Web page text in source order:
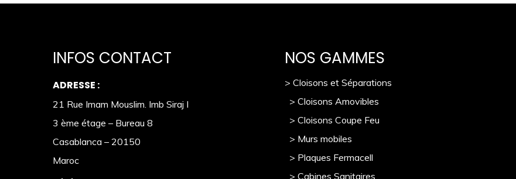
INFOS CONTACT
ADRESSE :
21 Rue Imam Mouslim. Imb Siraj I
3 ème étage – Bureau 8
Casablanca – 20150
Maroc
NOS GAMMES
> Cloisons et Séparations
> Cloisons Amovibles
> Cloisons Coupe Feu
> Murs mobiles
> Plaques Fermacell
> Cabines Sanitaires